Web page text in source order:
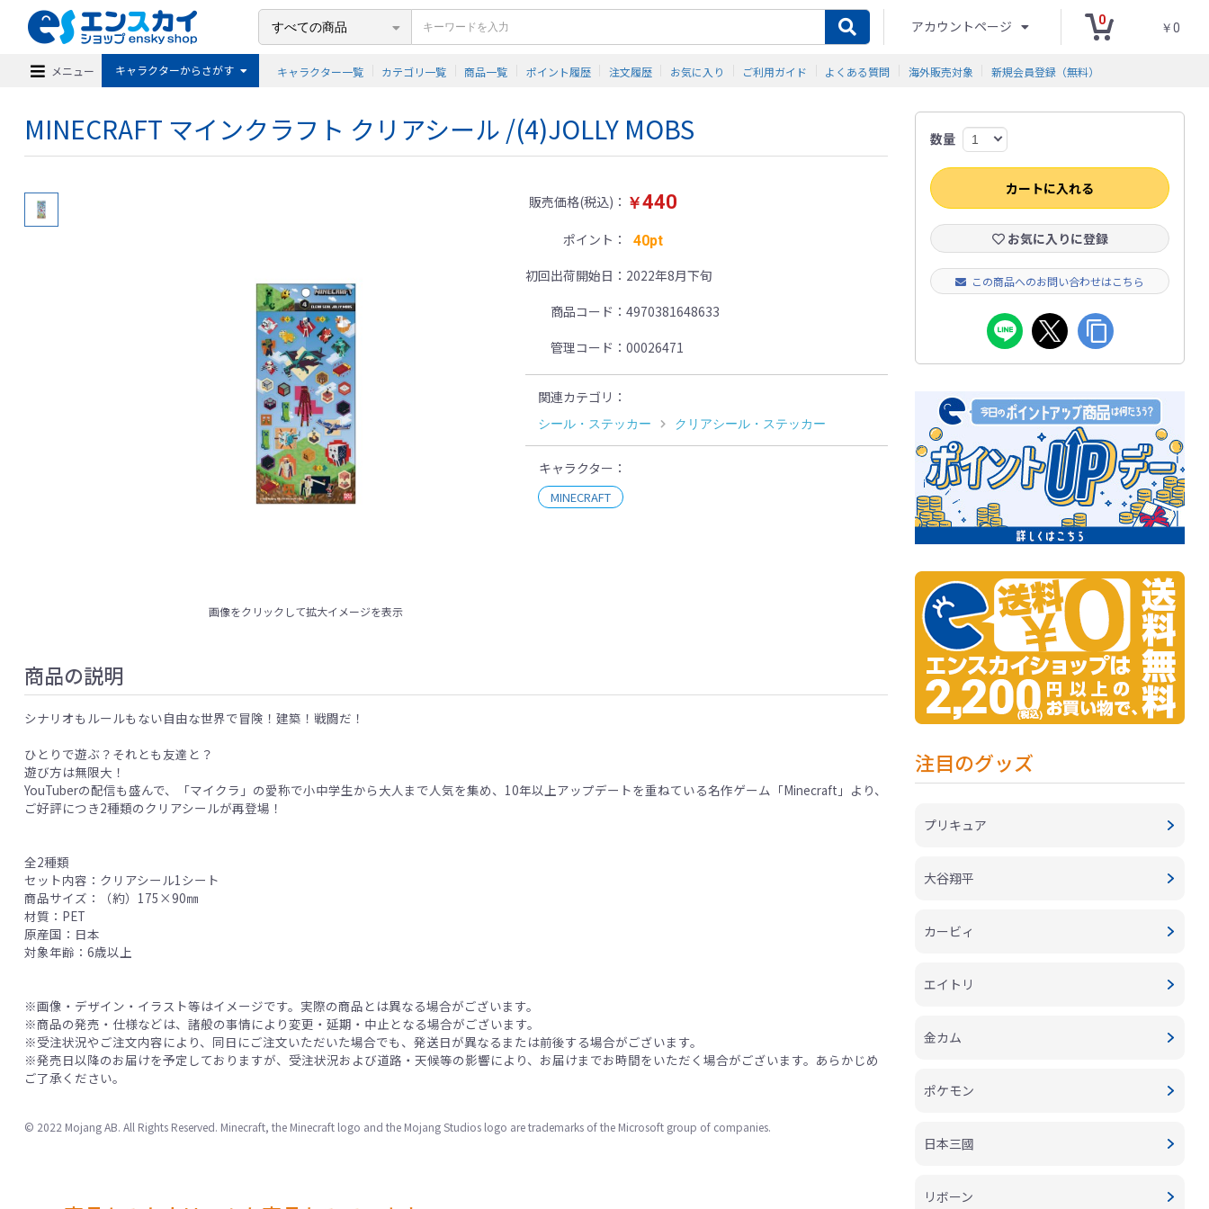
アカウントページ 0
￥0
メニュー キャラクターからさがす キャラクター一覧 カテゴリ一覧 商品一覧 ポイント履歴 注文履歴 お気に入り ご利用ガイド よくある質問 海外販売対象 新規会員登録（無料）
MINECRAFT マインクラフト クリアシール /(4)JOLLY MOBS
画像をクリックして拡大イメージを表示
販売価格(税込) ￥440
ポイント 40pt
初回出荷開始日
2022年8月下旬
商品コード
4970381648633
管理コード
00026471
関連カテゴリ
シール・ステッカー クリアシール・ステッカー
キャラクター
MINECRAFT
商品の説明
シナリオもルールもない自由な世界で冒険！建築！戦闘だ！
ひとりで遊ぶ？それとも友達と？
遊び方は無限大！
YouTuberの配信も盛んで、「マイクラ」の愛称で小中学生から大人まで人気を集め、10年以上アップデートを重ねている名作ゲーム「Minecraft」より、
ご好評につき2種類のクリアシールが再登場！
全2種類
セット内容：クリアシール1シート
商品サイズ：（約）175×90㎜
材質：PET
原産国：日本
対象年齢：6歳以上
※画像・デザイン・イラスト等はイメージです。実際の商品とは異なる場合がございます。
※商品の発売・仕様などは、諸般の事情により変更・延期・中止となる場合がございます。
※受注状況やご注文内容により、同日にご注文いただいた場合でも、発送日が異なるまたは前後する場合がございます。
※発売日以降のお届けを予定しておりますが、受注状況および道路・天候等の影響により、お届けまでお時間をいただく場合がございます。あらかじめ
ご了承ください。
© 2022 Mojang AB. All Rights Reserved. Minecraft, the Minecraft logo and the Mojang Studios logo are trademarks of the Microsoft group of companies.
数量
カートに入れる
お気に入りに登録
この商品へのお問い合わせはこちら
注目のグッズ
プリキュア
大谷翔平
カービィ
エイトリ
金カム
ポケモン
日本三國
リボーン